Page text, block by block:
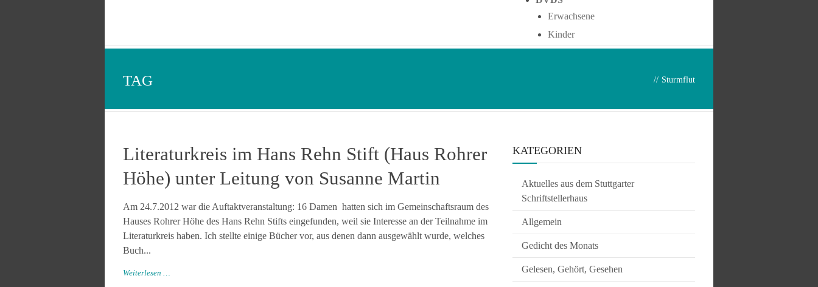
Erwachsene
Kinder
TAG // Sturmflut
Literaturkreis im Hans Rehn Stift (Haus Rohrer
Höhe) unter Leitung von Susanne Martin
Am 24.7.2012 war die Auftaktveranstaltung: 16 Damen hatten sich im Gemeinschaftsraum des
Hauses Rohrer Höhe des Hans Rehn Stifts eingefunden, weil sie Interesse an der Teilnahme im
Literaturkreis haben. Ich stellte einige Bücher vor, aus denen dann ausgewählt wurde, welches
Buch...
Weiterlesen …
KATEGORIEN
Aktuelles aus dem Stuttgarter
Schriftstellerhaus
Allgemein
Gedicht des Monats
Gelesen, Gehört, Gesehen